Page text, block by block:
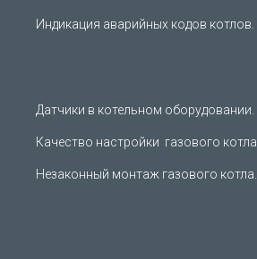
Индикация аварийных кодов котлов.
Датчики в котельном оборудовании.
Качество настройки газового котла.
Незаконный монтаж газового котла.